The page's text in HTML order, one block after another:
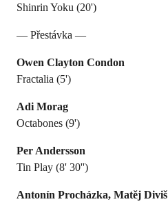
Shinrin Yoku (20')
— Přestávka —
Owen Clayton Condon
Fractalia (5')
Adi Morag
Octabones (9')
Per Andersson
Tin Play (8' 30'')
Antonín Procházka, Matěj Diviš